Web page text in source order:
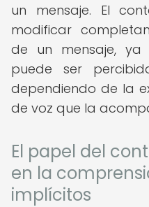
un mensaje. El
modificar
de un mensaje,
puede ser
dependiendo de la
de voz que la
El papel del
en la
implícitos